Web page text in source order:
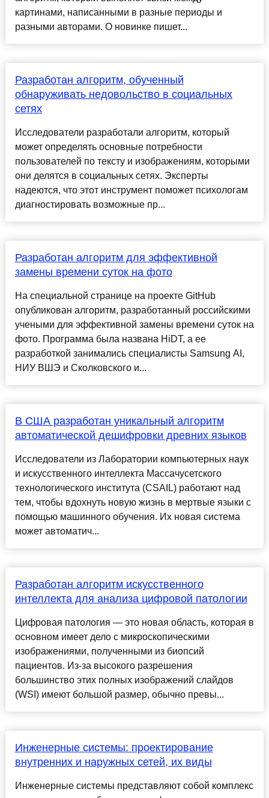
картинами, написанными в разные периоды и
разными авторами. О новинке пишет...
Разработан алгоритм, обученный
обнаруживать недовольство в социальных
сетях
Исследователи разработали алгоритм, который
может определять основные потребности
пользователей по тексту и изображениям, которыми
они делятся в социальных сетях. Эксперты
надеются, что этот инструмент поможет психологам
диагностировать возможные пр...
Разработан алгоритм для эффективной
замены времени суток на фото
На специальной странице на проекте GitHub
опубликован алгоритм, разработанный российскими
учеными для эффективной замены времени суток на
фото. Программа была названа HiDT, а ее
разработкой занимались специалисты Samsung AI,
НИУ ВШЭ и Сколковского и...
В США разработан уникальный алгоритм
автоматической дешифровки древних языков
Исследователи из Лаборатории компьютерных наук
и искусственного интеллекта Массачусетского
технологического института (CSAIL) работают над
тем, чтобы вдохнуть новую жизнь в мертвые языки с
помощью машинного обучения. Их новая система
может автоматич...
Разработан алгоритм искусственного
интеллекта для анализа цифровой патологии
Цифровая патология — это новая область, которая в
основном имеет дело с микроскопическими
изображениями, полученными из биопсий
пациентов. Из-за высокого разрешения
большинство этих полных изображений слайдов
(WSI) имеют большой размер, обычно превы...
Инженерные системы: проектирование
внутренних и наружных сетей, их виды
Инженерные системы представляют собой комплекс